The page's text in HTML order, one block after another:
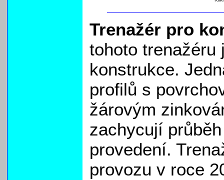
Trenažér pro
tohoto trenažéru
konstrukce.
profilů s
žárovým
zachycují
provedení.
provozu v roce